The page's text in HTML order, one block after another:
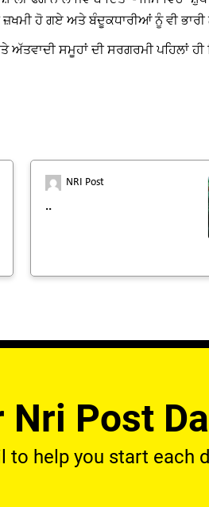
ਹੋ ਗਏ ਅਤੇ ਬੰਦੂਕਧਾਰੀਆਂ ਨੂੰ ਵੀ
ਸਮੂਹਾਂ ਦੀ ਸਰਗਰਮੀ ਪਹਿਲਾਂ
NRI Post
..
Nri Post
to help you start each